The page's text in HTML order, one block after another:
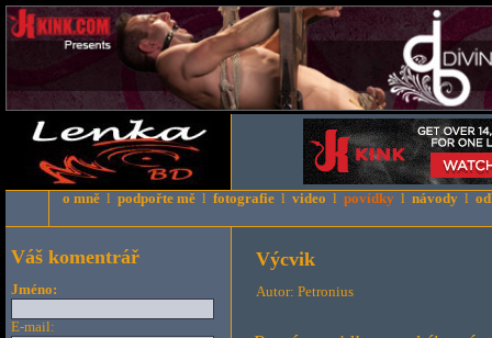
o mně l podpořte mě l fotografie l video l povídky l návody l
Výcvik
Autor: Petronius
Váš komentrář
Jméno:
E-mail: